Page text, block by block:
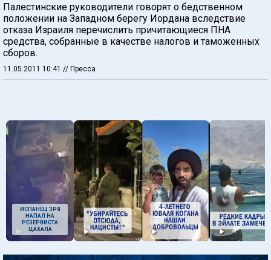
Палестинские руководители говорят о бедственном
положении на Западном берегу Иордана вследствие
отказа Израиля перечислить причитающиеся ПНА
средства, собранные в качестве налогов и таможенных
сборов.
11.05.2011 10:41 // Пресса
ИСПАНЕЦ ЗРЯ
НАПАЛ НА
РЕЗЕРВИСТА
ЦАХАЛА